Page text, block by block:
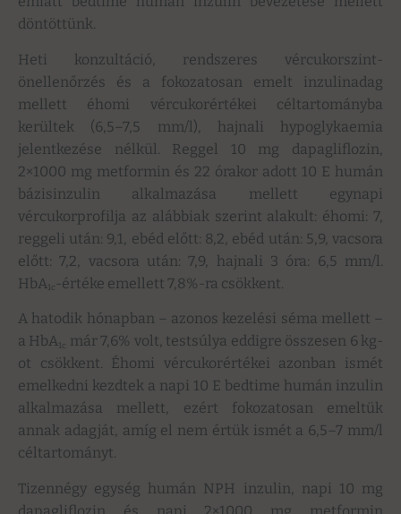
döntöttünk.
Heti konzultáció, rendszeres vércukorszint-
önellenőrzés és a fokozatosan emelt inzulinadag
mellett éhomi vércukorértékei céltartományba
kerültek (6,5–7,5 mm/l), hajnali hypoglykaemia
jelentkezése nélkül. Reggel 10 mg dapagliflozin,
2×1000 mg metformin és 22 órakor adott 10 E humán
bázisinzulin alkalmazása mellett egynapi
vércukorprofilja az alábbiak szerint alakult: éhomi: 7,
reggeli után: 9,1, ebéd előtt: 8,2, ebéd után: 5,9, vacsora
előtt: 7,2, vacsora után: 7,9, hajnali 3 óra: 6,5 mm/l.
HbA 1c -értéke emellett 7,8%-ra csökkent.
A hatodik hónapban – azonos kezelési séma mellett –
a HbA1c
már 7,6% volt, testsúlya eddigre összesen 6 kg-
ot csökkent. Éhomi vércukorértékei azonban ismét
emelkedni kezdtek a napi 10 E bedtime humán inzulin
alkalmazása mellett, ezért fokozatosan emeltük
annak adagját, amíg el nem értük ismét a 6,5–7 mm/l
céltartományt.
Tizennégy egység humán NPH inzulin, napi 10 mg
dapagliflozin és napi 2×1000 mg metformin